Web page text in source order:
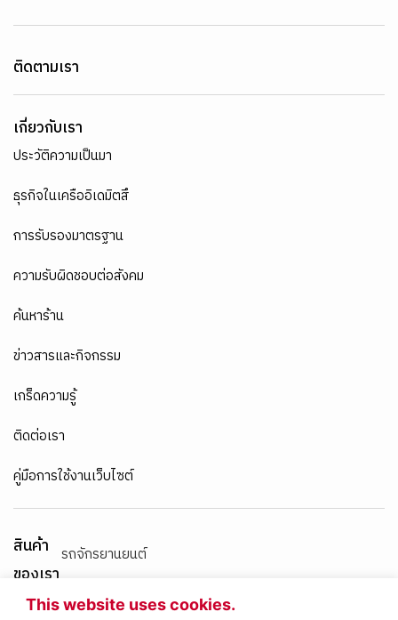
This website uses cookies.
ติดตามเรา
เกี่ยวกับเรา
ประวัติความเป็นมา
ธุรกิจในเครืออิเดมิตสึ
การรับรองมาตรฐาน
ความรับผิดชอบต่อสังคม
ค้นหาร้าน
ข่าวสารและกิจกรรม
เกร็ดความรู้
ติดต่อเรา
คู่มือการใช้งานเว็บไซต์
สินค้า
ของเรา
รถจักรยานยนต์
เครื่องยนต์เบนซิน